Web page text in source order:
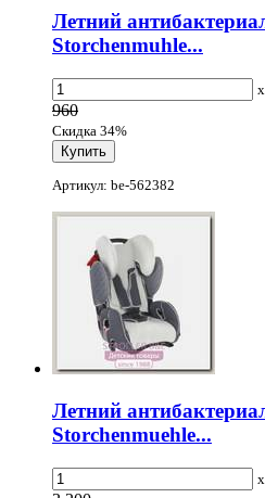
Летний
Storchenmuhle...
x
960
Скидка 34%
Артикул: be-562382
Летний
Storchenmuehle...
x